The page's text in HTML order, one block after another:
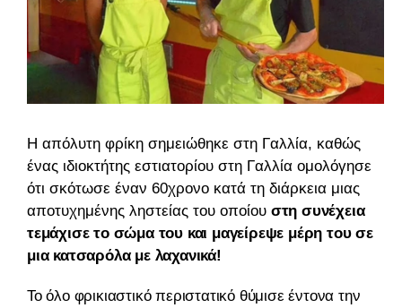
Η απόλυτη φρίκη σημειώθηκε στη Γαλλία, καθώς
ένας ιδιοκτήτης εστιατορίου στη Γαλλία ομολόγησε
ότι σκότωσε έναν 60χρονο κατά τη διάρκεια μιας
αποτυχημένης ληστείας του οποίου στη συνέχεια
τεμάχισε το σώμα του και μαγείρεψε μέρη του σε
μια κατσαρόλα με λαχανικά!
Το όλο φρικιαστικό περιστατικό θύμισε έντονα την